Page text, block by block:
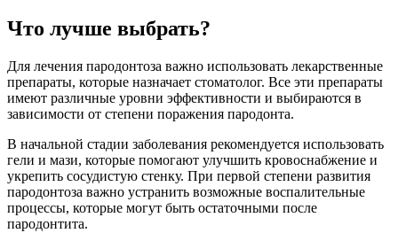
Что лучше выбрать?
Для лечения пародонтоза важно использовать лекарственные
препараты, которые назначает стоматолог. Все эти препараты
имеют различные уровни эффективности и выбираются в
зависимости от степени поражения пародонта.
В начальной стадии заболевания рекомендуется использовать
гели и мази, которые помогают улучшить кровоснабжение и
укрепить сосудистую стенку. При первой степени развития
пародонтоза важно устранить возможные воспалительные
процессы, которые могут быть остаточными после
пародонтита.